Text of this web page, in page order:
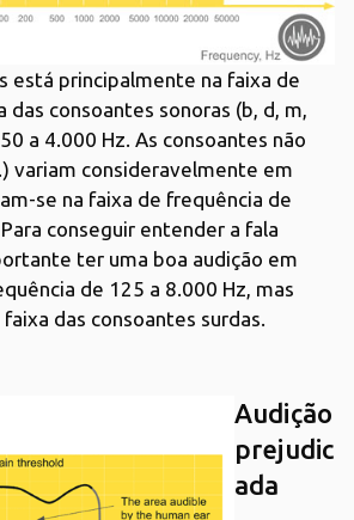
está principalmente na faixa de
das consoantes sonoras (b, d, m,
a 4.000 Hz. As consoantes não
variam consideravelmente em
se na faixa de frequência de
conseguir entender a fala
ter uma boa audição em
de 125 a 8.000 Hz, mas
das consoantes surdas.
Audição
prejudic
ada